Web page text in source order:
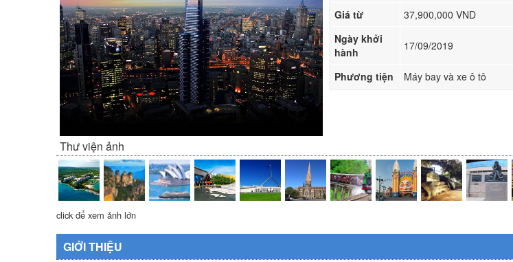
Giá từ
37,900,000 VND
Ngày khởi
hành
17/09/2019
Phương tiện Máy bay và xe ô tô
Thư viện ảnh
click để xem ảnh lớn
GIỚI THIỆU